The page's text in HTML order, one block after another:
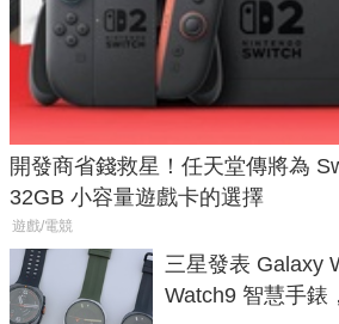
開發商省錢救星！任天堂傳將為
32GB 小容量遊戲卡的選擇
遊戲/電競
三星發表 Galaxy
Watch9 智慧手錶